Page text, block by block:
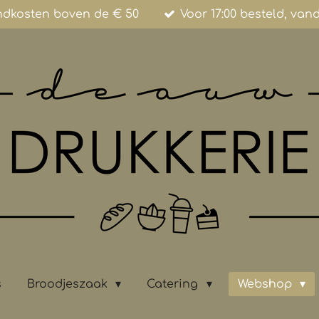
boven de € 50 Voor 17:00 besteld,
Broodjeszaak Catering Webshop